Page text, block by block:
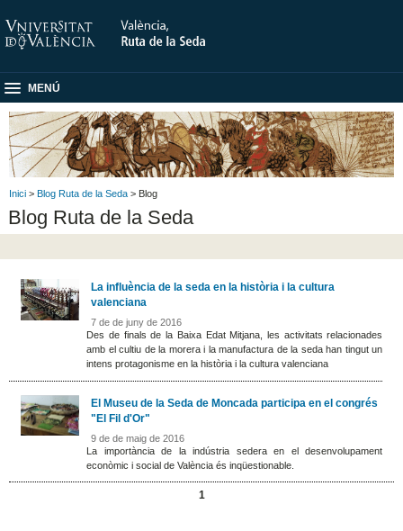
MENÚ
Inici > Blog Ruta de la Seda > Blog
Blog Ruta de la Seda
La influència de la seda en la història i la cultura
valenciana
7 de de juny de 2016
Des de finals de la Baixa Edat Mitjana, les activitats relacionades
amb el cultiu de la morera i la manufactura de la seda han tingut un
intens protagonisme en la història i la cultura valenciana
El Museu de la Seda de Moncada participa en el congrés
"El Fil d'Or"
9 de de maig de 2016
La importància de la indústria sedera en el desenvolupament
econòmic i social de València és inqüestionable.
1